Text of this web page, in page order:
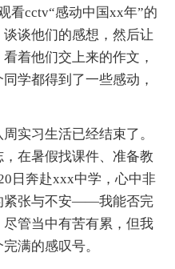
看cctv“感动中国xx年”的
谈他们的感想，然后让
着他们交上来的作文，
学都得到了一些感动，
习生活已经结束了。
在暑假找课件、准备教
日奔赴xxx中学，心中非
紧张与不安——我能否完
管当中有苦有累，但我
满的感叹号。